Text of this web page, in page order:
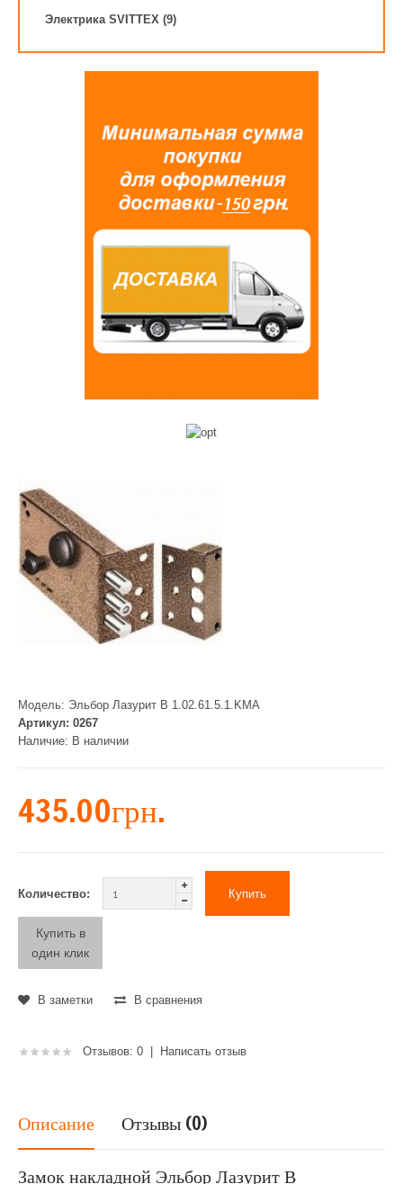
Электрика SVITTEX (9)
Модель: Эльбор Лазурит В 1.02.61.5.1.KMA
Артикул: 0267
Наличие: В наличии
435.00грн.
Количество:
Купить в
один клик
В заметки В сравнения
Отзывов: 0 | Написать отзыв
Описание Отзывы (0)
Замок накладной Эльбор Лазурит В